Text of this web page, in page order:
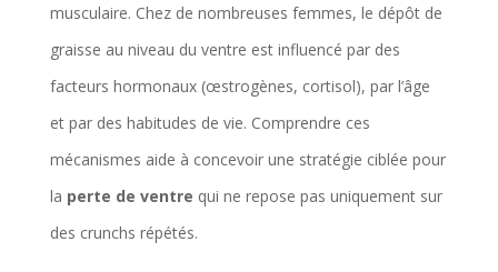
musculaire. Chez de nombreuses femmes, le dépôt de
graisse au niveau du ventre est influencé par des
facteurs hormonaux (œstrogènes, cortisol), par l’âge
et par des habitudes de vie. Comprendre ces
mécanismes aide à concevoir une stratégie ciblée pour
la perte de ventre qui ne repose pas uniquement sur
des crunchs répétés.